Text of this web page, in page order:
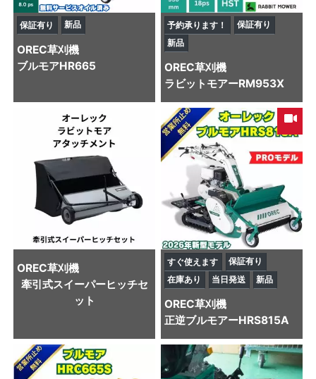
保証有り 新品
OREC草刈機
ブルモアHR665
予約承ります！
保証有り
新品
OREC草刈機
ラビットモアーRM953X
OREC草刈機
牽引式スイーパーヒッチセ
ット
すぐ使えます
保証有り
在庫あり
当日発送 新品
OREC草刈機
正逆ブルモアーHRS815A